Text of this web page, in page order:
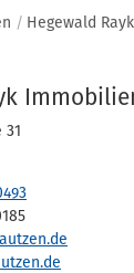
Hegewald